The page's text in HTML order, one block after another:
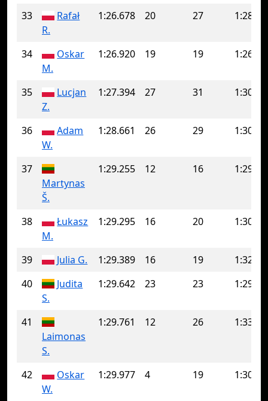
33
Rafał
R.
1:26.678 20 27
34
Oskar
M.
1:26.920 19 19
35
Lucjan
Z.
1:27.394 27 31
36
Adam
W.
1:28.661 26 29
37
Martynas
Š.
1:29.255 12 16
38
Łukasz
M.
1:29.295 16 20
39 Julia G. 1:29.389 16 19
40
Judita
S.
1:29.642 23 23
41
Laimonas
S.
1:29.761 12 26
42
Oskar
W.
1:29.977 4 19